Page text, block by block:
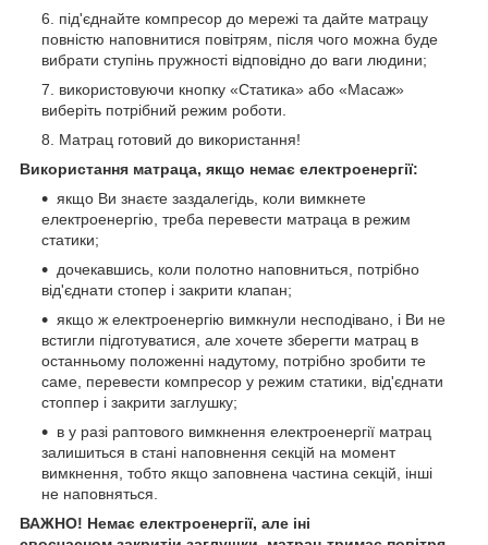
під'єднайте компресор до мережі та дайте матрацу
повністю наповнитися повітрям, після чого можна буде
вибрати ступінь пружності відповідно до ваги людини;
використовуючи кнопку «Статика» або «Масаж»
виберіть потрібний режим роботи.
Матрац готовий до використання!
Використання матраца, якщо немає електроенергії:
якщо Ви знаєте заздалегідь, коли вимкнете
електроенергію, треба перевести матраца в режим
статики;
дочекавшись, коли полотно наповниться, потрібно
від'єднати стопер і закрити клапан;
якщо ж електроенергію вимкнули несподівано, і Ви не
встигли підготуватися, але хочете зберегти матрац в
останньому положенні надутому, потрібно зробити те
саме, перевести компресор у режим статики, від'єднати
стоппер і закрити заглушку;
в у разі раптового вимкнення електроенергії матрац
залишиться в стані наповнення секцій на момент
вимкнення, тобто якщо заповнена частина секцій, інші
не наповняться.
ВАЖНО! Немає електроенергії, але іні